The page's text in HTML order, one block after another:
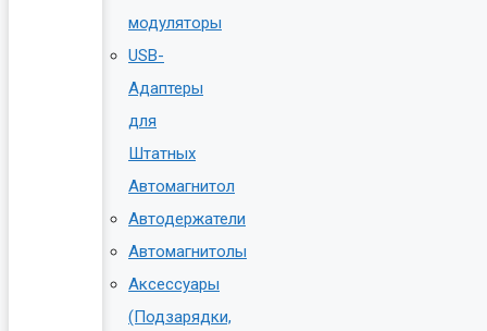
модуляторы
USB-
Адаптеры
для
Штатных
Автомагнитол
Автодержатели
Автомагнитолы
Аксессуары
(Подзарядки,